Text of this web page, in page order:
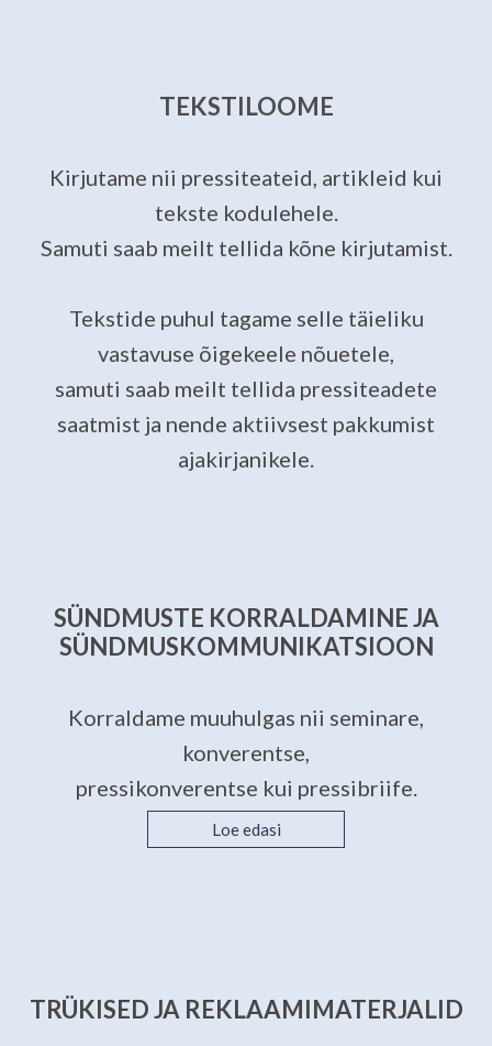
TEKSTILOOME
Kirjutame nii pressiteateid, artikleid kui
tekste kodulehele.
Samuti saab meilt tellida kõne kirjutamist.
Tekstide puhul tagame selle täieliku
vastavuse õigekeele nõuetele,
samuti saab meilt tellida pressiteadete
saatmist ja nende aktiivsest pakkumist
ajakirjanikele.
SÜNDMUSTE KORRALDAMINE JA
SÜNDMUSKOMMUNIKATSIOON
Korraldame muuhulgas nii seminare,
konverentse,
pressikonverentse kui pressibriife.
Loe edasi
TRÜKISED JA REKLAAMIMATERJALID